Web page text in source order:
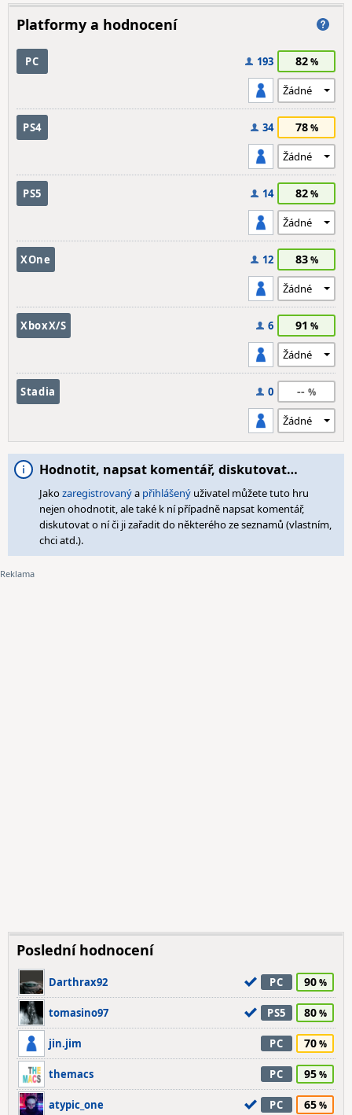
Platformy a hodnocení
PC 193 82
PS4 34 78
PS5 14 82
XOne 12 83
XboxX/S 6 91
Stadia 0 --
Hodnotit, napsat komentář, diskutovat…
Jakozaregistrovanýa přihlášený uživatel můžete tuto hru
nejen ohodnotit, ale také k ní případně napsat komentář,
diskutovat o ní či ji zařadit do některého ze seznamů (vlastním,
chci atd.).
Poslední hodnocení
Darthrax92 PC 90
tomasino97 PS5 80
jin.jim PC 70
themacs PC 95
atypic_one PC 65